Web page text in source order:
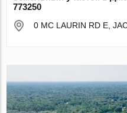
773250
0 MC LAURIN RD E,